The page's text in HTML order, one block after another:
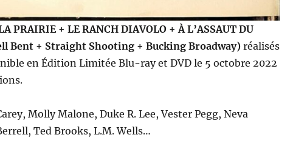
PRAIRIE + LE RANCH DIAVOLO + À L’ASSAUT DU
Bent + Straight Shooting + Bucking Broadway) réalisés
en Édition Limitée Blu-ray et DVD le 5 octobre 2022
Molly Malone, Duke R. Lee, Vester Pegg, Neva
Ted Brooks, L.M. Wells…